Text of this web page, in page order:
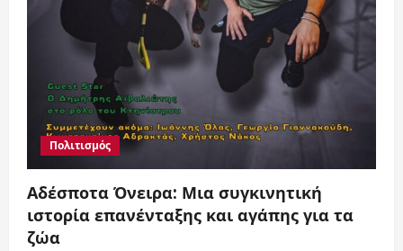
Πολιτισμός
Αδέσποτα Όνειρα: Μια συγκινητική
ιστορία επανένταξης και αγάπης για τα
ζώα